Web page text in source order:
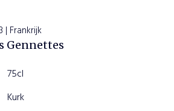
| Frankrijk
Gennettes
75cl
Kurk